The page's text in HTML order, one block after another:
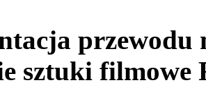
sztuki filmowe